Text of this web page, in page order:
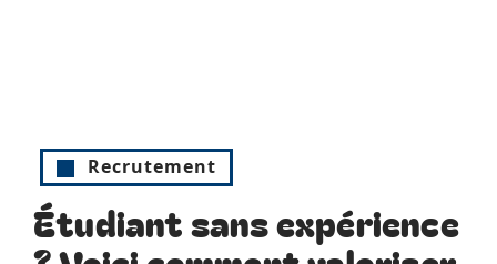
Recrutement
Étudiant sans expérience